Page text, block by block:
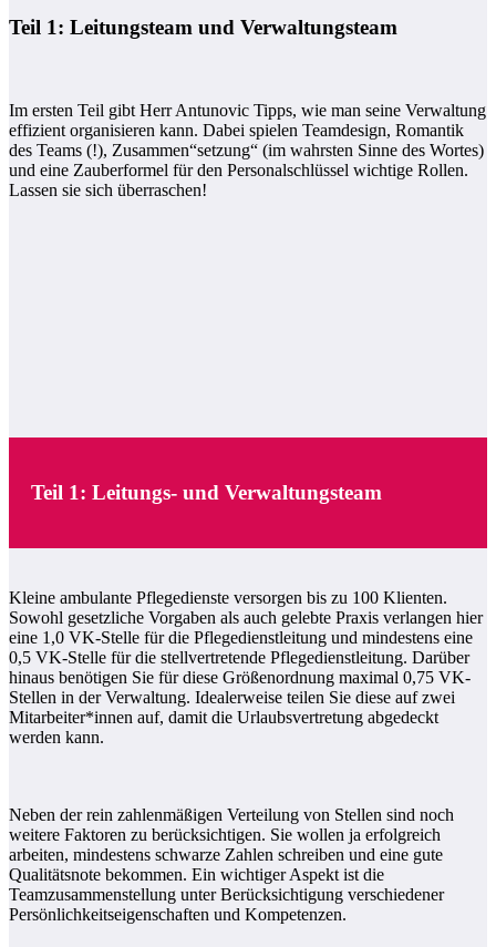
Teil 1: Leitungsteam und Verwaltungsteam
Im ersten Teil gibt Herr Antunovic Tipps, wie man seine Verwaltung
effizient organisieren kann. Dabei spielen Teamdesign, Romantik
des Teams (!), Zusammen“setzung“ (im wahrsten Sinne des Wortes)
und eine Zauberformel für den Personalschlüssel wichtige Rollen.
Lassen sie sich überraschen!
Teil 1: Leitungs- und Verwaltungsteam
Kleine ambulante Pflegedienste versorgen bis zu 100 Klienten.
Sowohl gesetzliche Vorgaben als auch gelebte Praxis verlangen hier
eine 1,0 VK-Stelle für die Pflegedienstleitung und mindestens eine
0,5 VK-Stelle für die stellvertretende Pflegedienstleitung. Darüber
hinaus benötigen Sie für diese Größenordnung maximal 0,75 VK-
Stellen in der Verwaltung. Idealerweise teilen Sie diese auf zwei
Mitarbeiter*innen auf, damit die Urlaubsvertretung abgedeckt
werden kann.
Neben der rein zahlenmäßigen Verteilung von Stellen sind noch
weitere Faktoren zu berücksichtigen. Sie wollen ja erfolgreich
arbeiten, mindestens schwarze Zahlen schreiben und eine gute
Qualitätsnote bekommen. Ein wichtiger Aspekt ist die
Teamzusammenstellung unter Berücksichtigung verschiedener
Persönlichkeitseigenschaften und Kompetenzen.